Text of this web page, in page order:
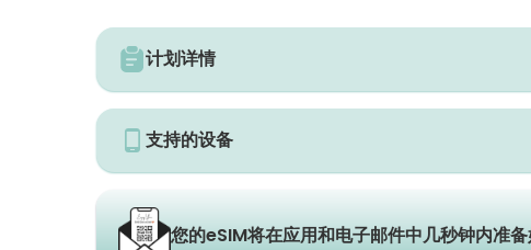
计划详情
支持的设备
您的eSIM将在应用和电子邮件中几秒钟内准备